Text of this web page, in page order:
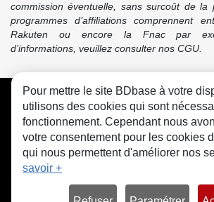
commission éventuelle, sans surcoût de la
programmes d’affiliations comprennent
Rakuten ou encore la Fnac par
d’informations, veuillez consulter nos CGU.
CGU FAQ Contact
Pour mettre le site BDbase à votre
utilisons des cookies qui sont
fonctionnement. Cependant nous
votre consentement pour les cookies
qui nous permettent d'améliorer nos
savoir +